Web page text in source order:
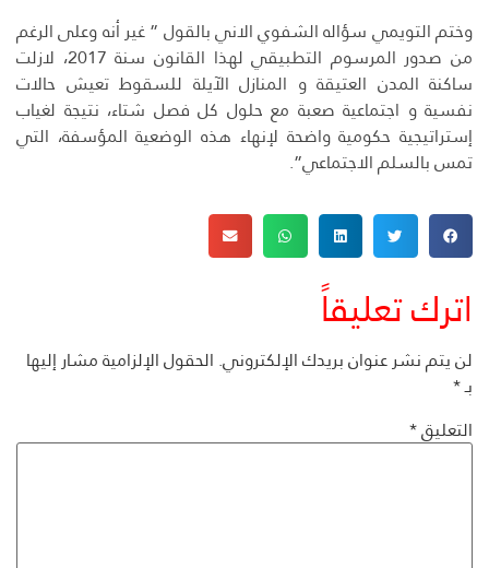
وختم التويمي سؤاله الشفوي الاني بالقول ” غير أنه وعلى الرغم
من صدور المرسوم التطبيقي لهذا القانون سنة 2017، لازلت
ساكنة المدن العتيقة و المنازل الآيلة للسقوط تعيش حالات
نفسية و اجتماعية صعبة مع حلول كل فصل شتاء، نتيجة لغياب
إستراتيجية حكومية واضحة لإنهاء هذه الوضعية المؤسفة، التي
تمس بالسلم الاجتماعي”.
اترك تعليقاً
لن يتم نشر عنوان بريدك الإلكتروني.الحقول الإلزامية مشار إليها
بـ*
التعليق*